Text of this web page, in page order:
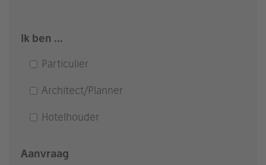
Ik ben ...
Particulier
Architect/Planner
Hotelhouder
Aanvraag